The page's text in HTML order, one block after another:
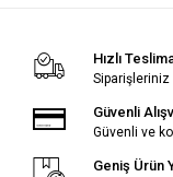
Hızlı
Siparişleriniz
Güvenli
Güvenli ve
Geniş Ürün